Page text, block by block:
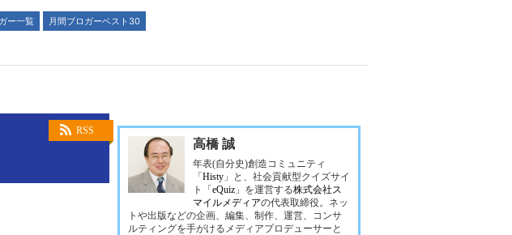
ー一覧
月間ブロガーベスト30
RSS
高橋 誠
年表(自分史)創造コミュニティ
「 Histy 」と、社会貢献型クイズサイ
ト「 eQuiz 」を運営する株式会社ス
マイルメディアの代表取締役。ネッ
トや出版などの企画、編集、制作、運営、コンサ
ルティングを手がけるメディアプロデューサーと